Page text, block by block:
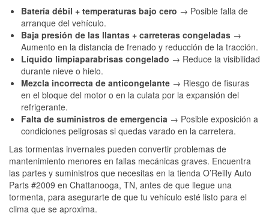
Batería débil + temperaturas bajo cero → Posible falla de
arranque del vehículo.
Baja presión de las llantas + carreteras congeladas →
Aumento en la distancia de frenado y reducción de la tracción.
Líquido limpiaparabrisas congelado → Reduce la visibilidad
durante nieve o hielo.
Mezcla incorrecta de anticongelante → Riesgo de fisuras
en el bloque del motor o en la culata por la expansión del
refrigerante.
Falta de suministros de emergencia → Posible exposición a
condiciones peligrosas si quedas varado en la carretera.
Las tormentas invernales pueden convertir problemas de
mantenimiento menores en fallas mecánicas graves. Encuentra
las partes y suministros que necesitas en la tienda O’Reilly Auto
Parts #2009 en Chattanooga, TN, antes de que llegue una
tormenta, para asegurarte de que tu vehículo esté listo para el
clima que se aproxima.